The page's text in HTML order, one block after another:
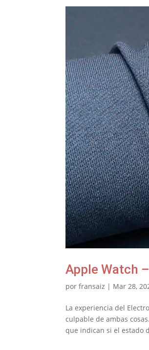
Apple Watch
porfransaiz | Mar 28,
La experiencia del
culpable de ambas
que indican si el estado